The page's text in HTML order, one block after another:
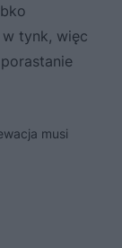
tynk, więc
musi